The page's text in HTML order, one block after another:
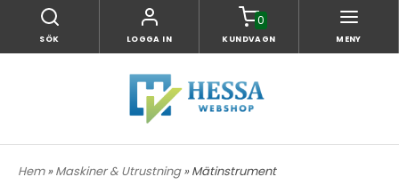
SÖK LOGGA IN
0
KUNDVAGN MENY
Hem»Maskiner & Utrustning» Mätinstrument